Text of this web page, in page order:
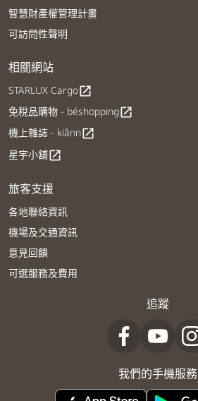
智慧財產權管理計畫
可訪問性聲明
相關網站
STARLUX Cargoopen_in_new
免稅品購物 - béshoppingopen_in_new
機上雜誌 - kiânnopen_in_new
星宇小舖open_in_new
旅客支援
各地聯絡資訊
機場及交通資訊
意見回饋
可選服務及費用
追蹤
我們的手機服務